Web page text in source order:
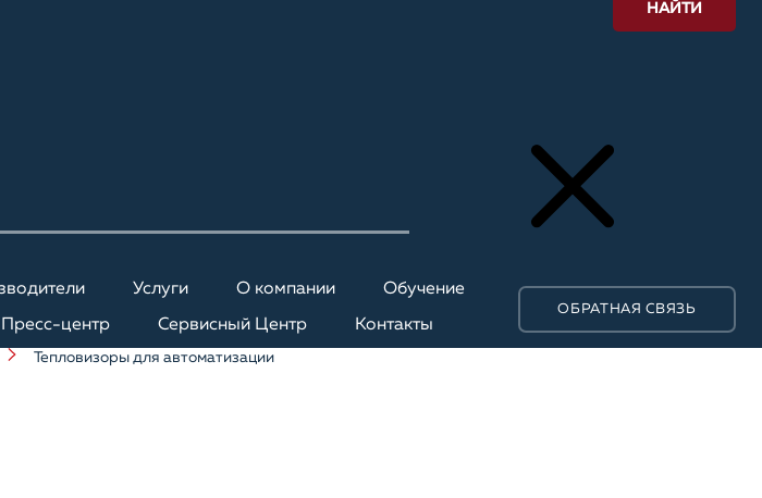
Услуги О компании Обучение
Пресс-центр Сервисный Центр Контакты
ОБРАТНАЯ СВЯЗЬ
НАЙТИ
Тепловизоры для автоматизации